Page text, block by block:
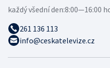
každý všední den:8:00—16:00
261 136 113
info@ceskatelevize.cz